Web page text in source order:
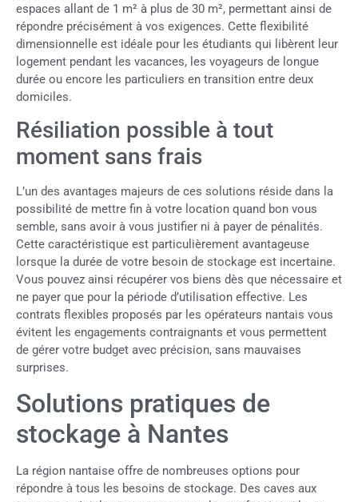
espaces allant de 1 m² à plus de 30 m², permettant ainsi de
répondre précisément à vos exigences. Cette flexibilité
dimensionnelle est idéale pour les étudiants qui libèrent leur
logement pendant les vacances, les voyageurs de longue
durée ou encore les particuliers en transition entre deux
domiciles.
Résiliation possible à tout
moment sans frais
L’un des avantages majeurs de ces solutions réside dans la
possibilité de mettre fin à votre location quand bon vous
semble, sans avoir à vous justifier ni à payer de pénalités.
Cette caractéristique est particulièrement avantageuse
lorsque la durée de votre besoin de stockage est incertaine.
Vous pouvez ainsi récupérer vos biens dès que nécessaire et
ne payer que pour la période d’utilisation effective. Les
contrats flexibles proposés par les opérateurs nantais vous
évitent les engagements contraignants et vous permettent
de gérer votre budget avec précision, sans mauvaises
surprises.
Solutions pratiques de
stockage à Nantes
La région nantaise offre de nombreuses options pour
répondre à tous les besoins de stockage. Des caves aux